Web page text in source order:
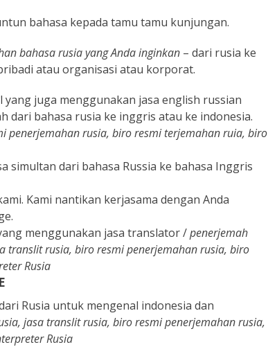
bahasa kepada tamu tamu kunjungan.
bahasa rusia yang Anda inginkan – dari rusia ke
atau organisasi atau korporat.
juga menggunakan jasa english russian
dari bahasa rusia ke inggris atau ke indonesia.
penerjemahan rusia, biro resmi terjemahan ruia, biro
simultan dari bahasa Russia ke bahasa Inggris
Kami nantikan kerjasama dengan Anda
menggunakan jasa translator /penerjemah
translit rusia, biro resmi penerjemahan rusia, biro
Rusia
Rusia untuk mengenal indonesia dan
jasa translit rusia, biro resmi penerjemahan rusia,
Rusia